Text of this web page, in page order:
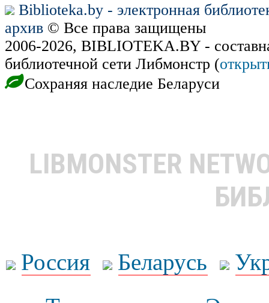
Biblioteka.by - электронная
архив © Все права защищены
2006-2026, BIBLIOTEKA.BY -
библиотечной сети Либмонстр (
Сохраняя наследие Беларуси
LIBMONSTER
Россия Беларусь